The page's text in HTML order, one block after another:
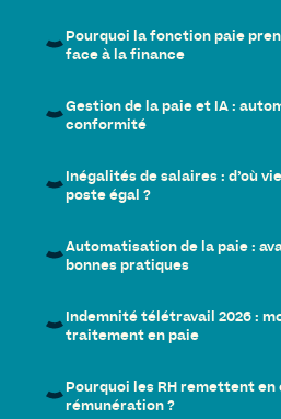
Pourquoi la fonction paie
face à la finance
Gestion de la paie et IA :
conformité
Inégalités de salaires : d’où
poste égal ?
Automatisation de la paie :
bonnes pratiques
Indemnité télétravail 2026 :
traitement en paie
Pourquoi les RH remettent en
rémunération ?